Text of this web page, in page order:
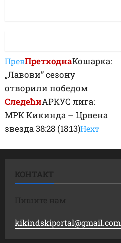
ПревПретходнаКошарка:
„Лавови” сезону
отворили победом
СледећиАРКУС лига:
МРК Кикинда – Црвена
звезда 38:28 (18:13)Неxт
КОНТАКТ
Пишите нам
kikindskiportal@gmail.com